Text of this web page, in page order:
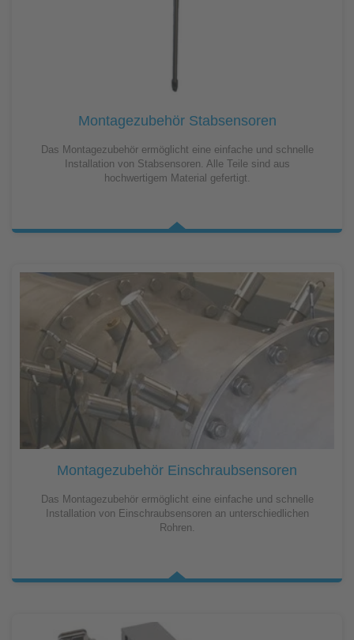
Montagezubehör Stabsensoren
Das Montagezubehör ermöglicht eine einfache und schnelle
Installation von Stabsensoren. Alle Teile sind aus
hochwertigem Material gefertigt.
Montagezubehör Einschraubsensoren
Das Montagezubehör ermöglicht eine einfache und schnelle
Installation von Einschraubsensoren an unterschiedlichen
Rohren.